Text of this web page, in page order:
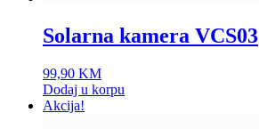
Solarna kamera VCS03
99,90 KM
Dodaj u korpu
Akcija!